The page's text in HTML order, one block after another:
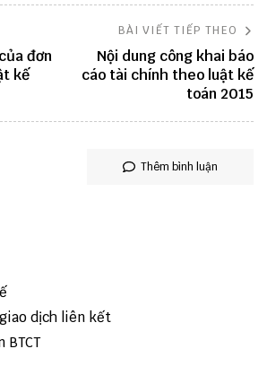
đơn
kế
BÀI VIẾT TIẾP THEO
Nội dung công khai báo
cáo tài chính theo luật kế
toán 2015
Thêm bình luận
dịch liên kết
BTCT